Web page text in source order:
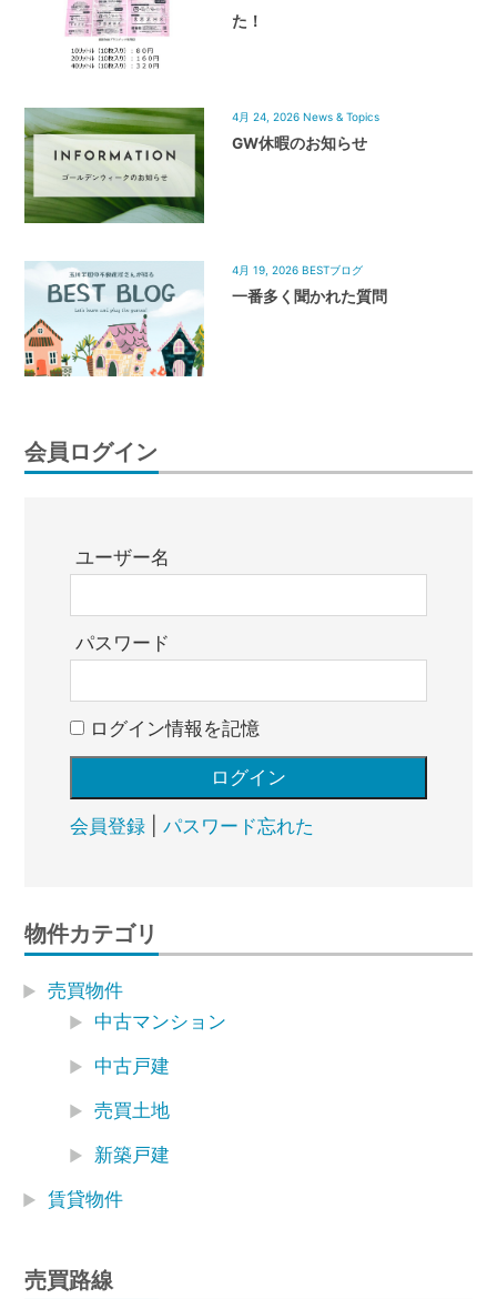
た！
4月 24, 2026 News & Topics
GW休暇のお知らせ
4月 19, 2026 BESTブログ
一番多く聞かれた質問
会員ログイン
ユーザー名
パスワード
ログイン情報を記憶
会員登録| パスワード忘れた
物件カテゴリ
売買物件
中古マンション
中古戸建
売買土地
新築戸建
賃貸物件
売買路線